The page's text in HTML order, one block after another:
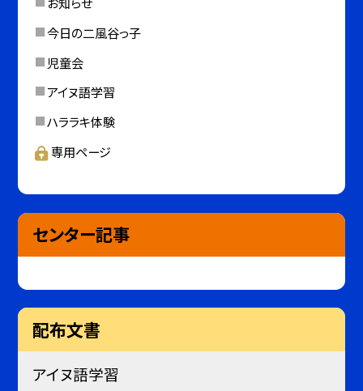
今日の二風谷っ子
児童会
アイヌ語学習
ハララキ体験
専用ページ
センター記事
配布文書
アイヌ語学習